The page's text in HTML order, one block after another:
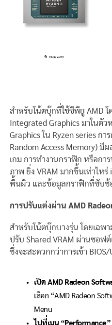
สำหรับโน้ตบุ๊กที่ใช้ซีพียู AMD
Integrated Graphics มาในตัว
Graphics ใน Ryzen series กา
Random Access Memory) มี
เกม การทำงานกราฟิก หรือกา
ภาพ ยิ่ง VRAM มากขึ้นเท่าไหร่
พื้นผิว และข้อมูลกราฟิกที่ซับซ้
การปรับแต่งผ่าน AMD
สำหรับโน้ตบุ๊กบางรุ่น โดยเฉพ
ปรับ Shared VRAM ผ่านซอฟต์
ซึ่งจะสะดวกกว่าการเข้า BIOS/
เปิด AMD Radeon
เลือก “AMD Radeon
Menu
ไปที่เมนู